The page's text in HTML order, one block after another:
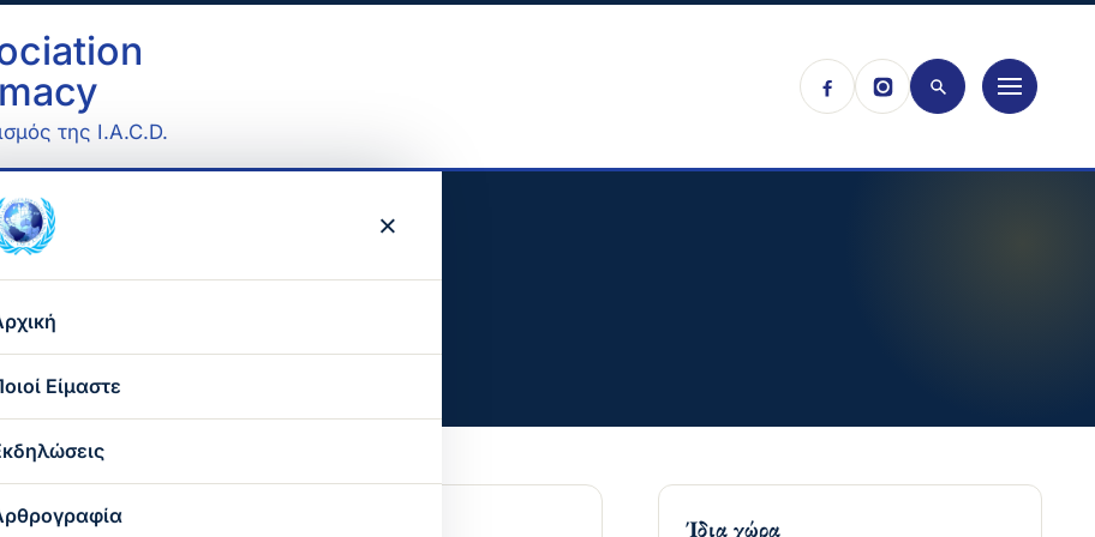
της I.A.C.D.
×
Είμαστε
Ο σκοπός μας
Ίδια χώρα